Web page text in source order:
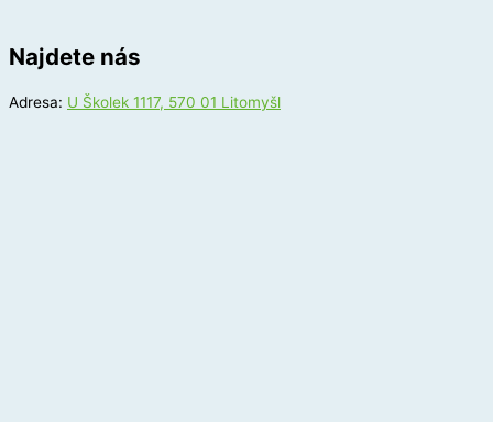
Najdete nás
Adresa: U Školek 1117, 570 01 Litomyšl